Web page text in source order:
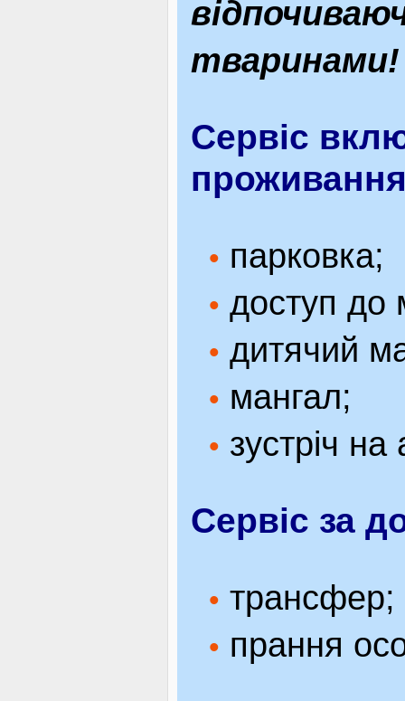
тваринами!
Сервіс
• парковка;
• доступ до
• дитячий
• мангал;
• зустріч на
Сервіс за
• трансфер;
• прання